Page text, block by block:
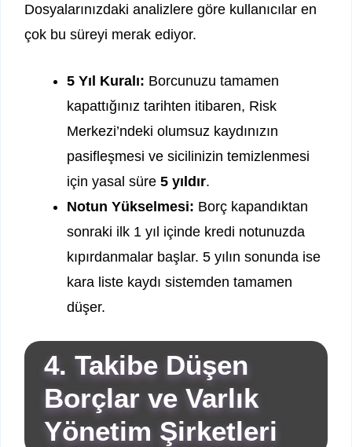
Dosyalarınızdaki analizlere göre kullanıcılar en
çok bu süreyi merak ediyor.
5 Yıl Kuralı: Borcunuzu tamamen
kapattığınız tarihten itibaren, Risk
Merkezi’ndeki olumsuz kaydınızın
pasifleşmesi ve sicilinizin temizlenmesi
için yasal süre 5 yıldır.
Notun Yükselmesi: Borç kapandıktan
sonraki ilk 1 yıl içinde kredi notunuzda
kıpırdanmalar başlar. 5 yılın sonunda ise
kara liste kaydı sistemden tamamen
düşer.
4. Takibe Düşen
Borçlar ve Varlık
Yönetim Şirketleri